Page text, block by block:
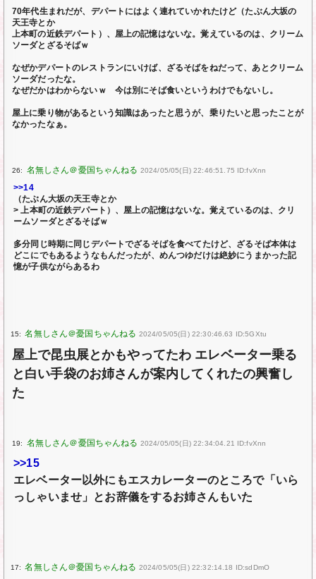
70年代生まれだが、デパートにはよく連れていかれたけど（たぶん大坂の
天王寺とか
上本町の近鉄デパート）、屋上の記憶はないな。覚えているのは、クリーム
ソーダとざるそばｗ
なぜかデパートのレストランにいけば、ざるそばをねだって、あとクリーム
ソーダだったな。
なぜだかはわからないｗ 今は別にそば食いというわけでもないし。
屋上に乗り物があるという知識はあったと思うが、乗りたいと思ったことが
なかったなぁ。
26: 2024/05/05(日) 22:46:51.75 ID:fvXnn
>>14
（たぶん大坂の天王寺とか
> 上本町の近鉄デパート）、屋上の記憶はないな。覚えているのは、クリ
ームソーダとざるそばｗ
多分同じ時期に同じデパートでざるそばを食べてたけど、ざるそば本体は
どこにでもあるようなもんだったが、めんつゆだけは絶妙にうまかった記
憶が子供ながらあるわ
15: 2024/05/05(日) 22:30:46.63 ID:5GXtu
屋上で昆虫展とかもやってたわ エレベーター乗る
と白い手袋のお姉さんが案内してくれたの興奮し
た
19: 2024/05/05(日) 22:34:04.21 ID:fvXnn
>>15
エレベーター以外にもエスカレーターのところで「いら
っしゃいませ」とお辞儀をするお姉さんもいた
17: 2024/05/05(日) 22:32:14.18 ID:sdDmO